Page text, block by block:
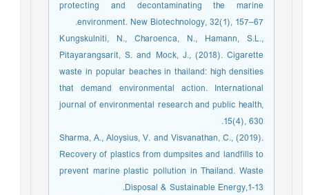
protecting and decontaminating the marine
environment. New Biotechnology, 32(1), 157–67.
Kungskulniti, N., Charoenca, N., Hamann, S.L.,
Pitayarangsarit, S. and Mock, J., (2018). Cigarette
waste in popular beaches in thailand: high densities
that demand environmental action. International
journal of environmental research and public health,
15(4), 630.
Sharma, A., Aloysius, V. and Visvanathan, C., (2019).
Recovery of plastics from dumpsites and landfills to
prevent marine plastic pollution in Thailand. Waste
Disposal & Sustainable Energy,1-13.